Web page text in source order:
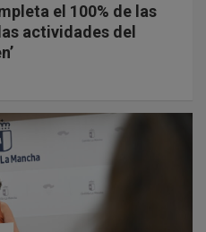
el 100% de las
actividades del